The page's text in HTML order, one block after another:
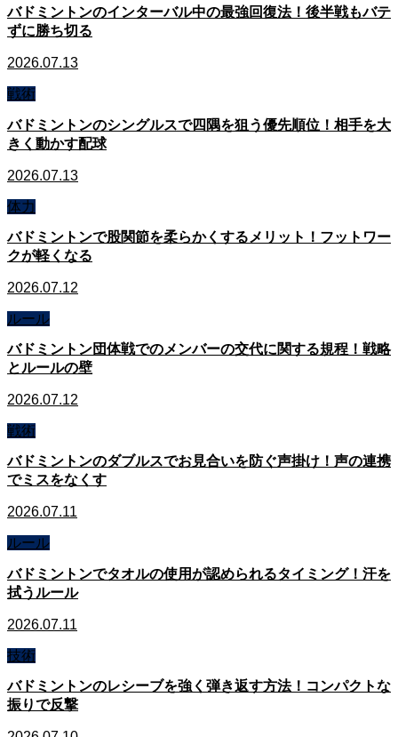
バドミントンのインターバル中の最強回復法！後半戦もバテ
ずに勝ち切る
2026.07.13
戦術
バドミントンのシングルスで四隅を狙う優先順位！相手を大
きく動かす配球
2026.07.13
体力
バドミントンで股関節を柔らかくするメリット！フットワー
クが軽くなる
2026.07.12
ルール
バドミントン団体戦でのメンバーの交代に関する規程！戦略
とルールの壁
2026.07.12
戦術
バドミントンのダブルスでお見合いを防ぐ声掛け！声の連携
でミスをなくす
2026.07.11
ルール
バドミントンでタオルの使用が認められるタイミング！汗を
拭うルール
2026.07.11
技術
バドミントンのレシーブを強く弾き返す方法！コンパクトな
振りで反撃